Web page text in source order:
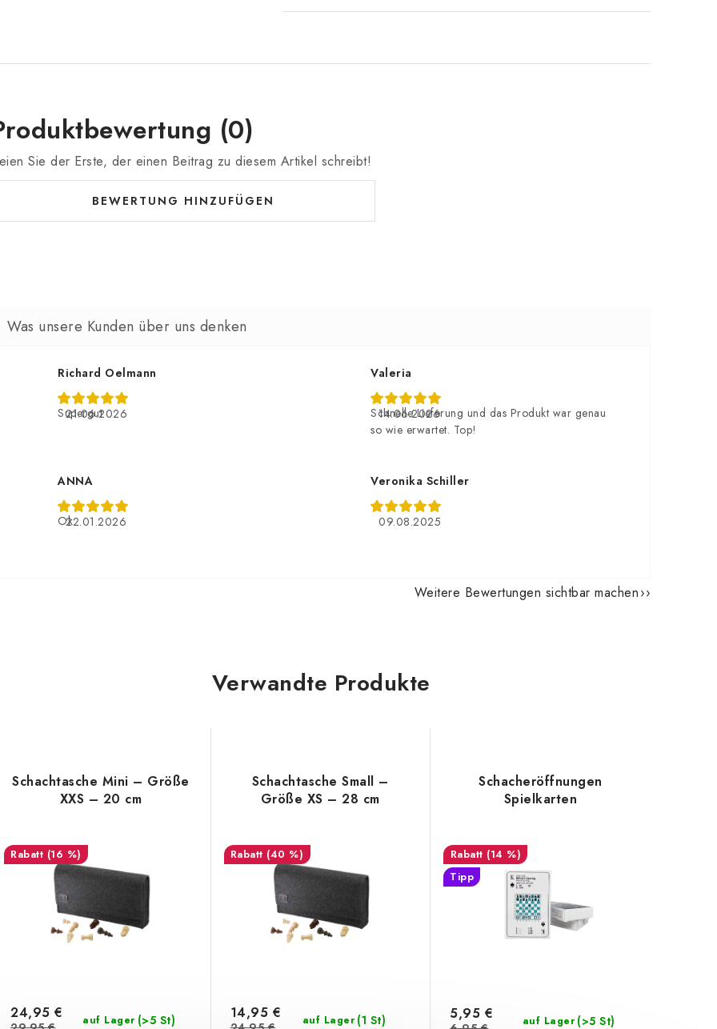
(0)
Sie der Erste, der einen Beitrag zu diesem Artikel schreibt!
BEWERTUNG HINZUFÜGEN
Richard Oelmann
21.06.2026
Supergut
Valeria
14.06.2026
Schnelle Lieferung und das Produkt war genau
so wie erwartet. Top!
ANNA
22.01.2026
Ok
Veronika Schiller
09.08.2025
Weitere Bewertungen sichtbar machen
Verwandte Produkte
Schachtasche Mini – Größe
XXS – 20 cm
(16 %)
auf Lager (>5 St)
24,95 €
Schachtasche Small –
Größe XS – 28 cm
(40 %)
auf Lager (1 St)
14,95 €
Schacheröffnungen
Spielkarten
(14 %)
Tipp
auf Lager (>5 St)
5,95 €